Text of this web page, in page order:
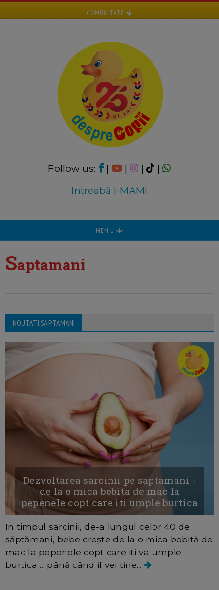
COMUNITATE
Follow us: | | |
|
Intreabă I-MAMI
MENIU
Saptamani
NOUTATI SAPTAMANI
Dezvoltarea sarcinii pe saptamani -
de la o mica bobita de mac la
pepenele copt care iti umple burtica
In timpul sarcinii, de-a lungul celor 40 de
săptămani, bebe crește de la o mica bobită de
mac la pepenele copt care iti va umple
burtica ... până când il vei tine...